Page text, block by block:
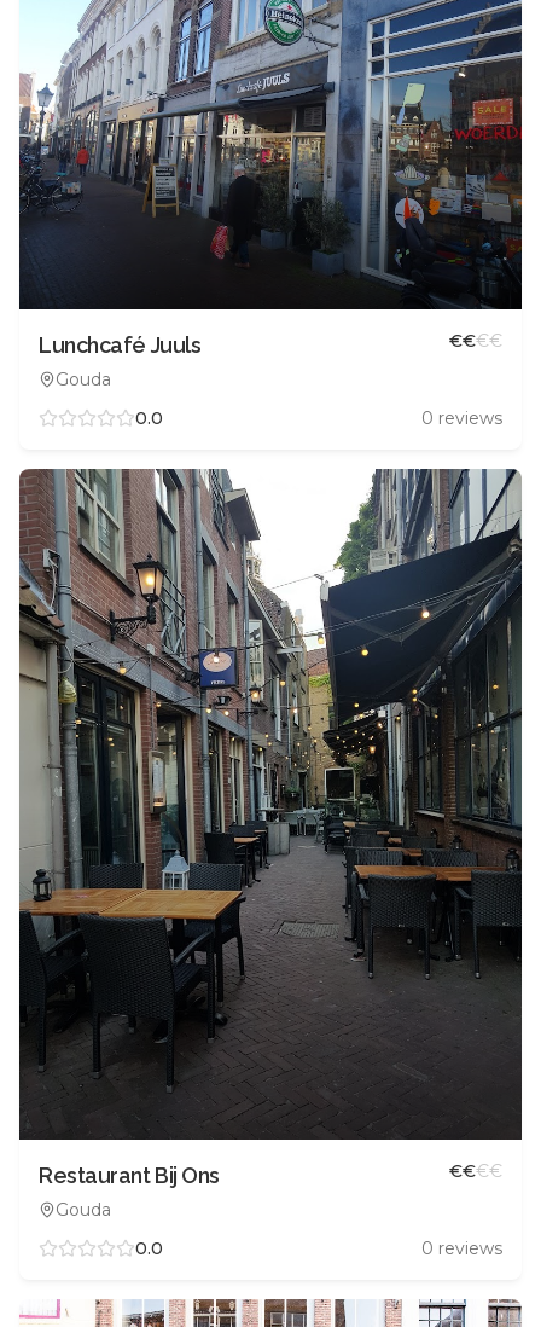
Lunchcafé Juuls
Gouda
€€€€
0.0 0 reviews
Restaurant Bij Ons
Gouda
€€€€
0.0 0 reviews